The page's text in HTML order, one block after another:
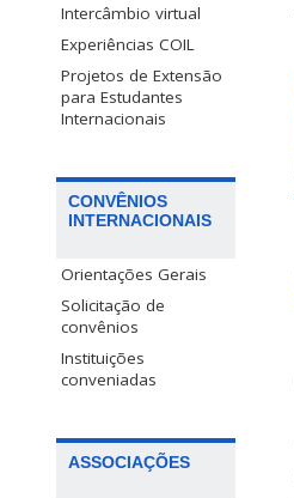
Intercâmbio virtual
Experiências COIL
Projetos de Extensão
para Estudantes
Internacionais
CONVÊNIOS
INTERNACIONAIS
Orientações Gerais
Solicitação de
convênios
Instituições
conveniadas
ASSOCIAÇÕES